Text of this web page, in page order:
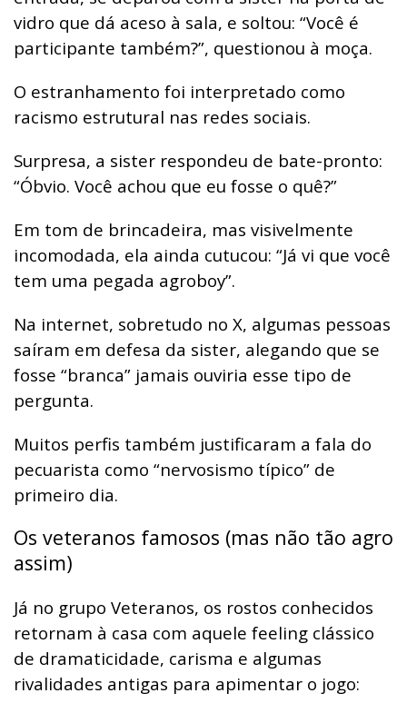
vidro que dá aceso à sala, e soltou: “Você é
participante também?”, questionou à moça.
O estranhamento foi interpretado como
racismo estrutural nas redes sociais.
Surpresa, a sister respondeu de bate-pronto:
“Óbvio. Você achou que eu fosse o quê?”
Em tom de brincadeira, mas visivelmente
incomodada, ela ainda cutucou: “Já vi que você
tem uma pegada agroboy”.
Na internet, sobretudo no X, algumas pessoas
saíram em defesa da sister, alegando que se
fosse “branca” jamais ouviria esse tipo de
pergunta.
Muitos perfis também justificaram a fala do
pecuarista como “nervosismo típico” de
primeiro dia.
Os veteranos famosos (mas não tão agro
assim)
Já no grupo Veteranos, os rostos conhecidos
retornam à casa com aquele feeling clássico
de dramaticidade, carisma e algumas
rivalidades antigas para apimentar o jogo: